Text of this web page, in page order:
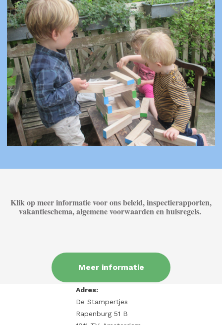
Klik op meer informatie voor ons beleid, inspectierapporten,
vakantieschema, algemene voorwaarden en huisregels.
Meer informatie
Adres:
De Stampertjes
Rapenburg 51 B